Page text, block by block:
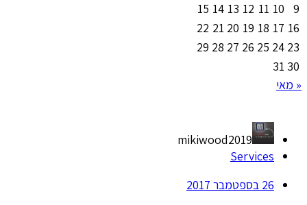
mikiwood2019
Services
26 בספטמבר 2017
9
10
11
12
13
14
15
16
17
18
19
20
21
22
23
24
25
26
27
28
29
30
31
« מאי